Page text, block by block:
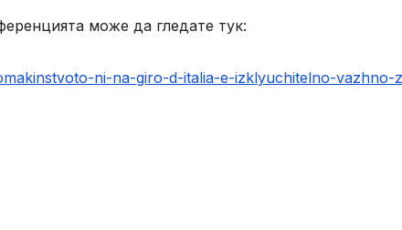
може да гледате тук:
ni-na-giro-d-italia-e-izklyuchitelno-vazhno-